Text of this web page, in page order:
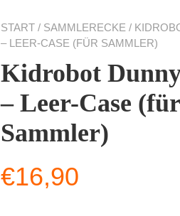
START / SAMMLERECKE /
– LEER-CASE (FÜR SAMMLER)
Kidrobot
– Leer-Case (für
Sammler)
€16,90